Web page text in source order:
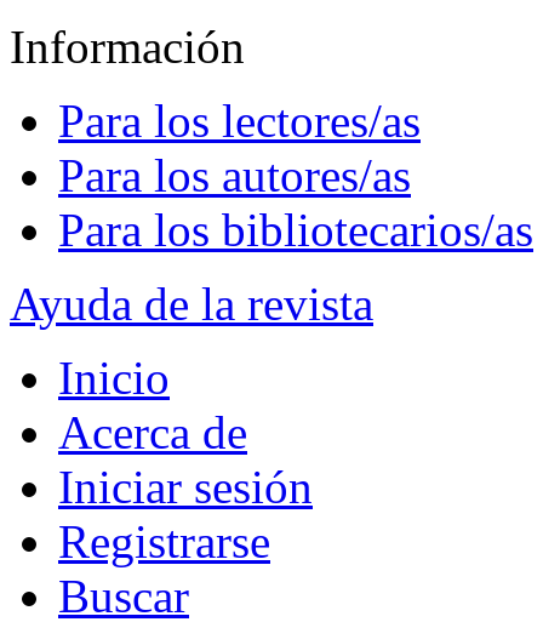
Información
Para los lectores/as
Para los autores/as
Para los bibliotecarios/as
Ayuda de la revista
Inicio
Acerca de
Iniciar sesión
Registrarse
Buscar